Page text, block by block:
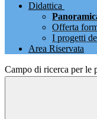
Didattica
Offerta
I progetti
Area Riservata
Campo di ricerca per le